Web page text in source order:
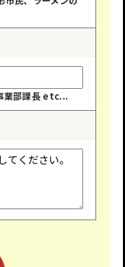
業部課長 etc...